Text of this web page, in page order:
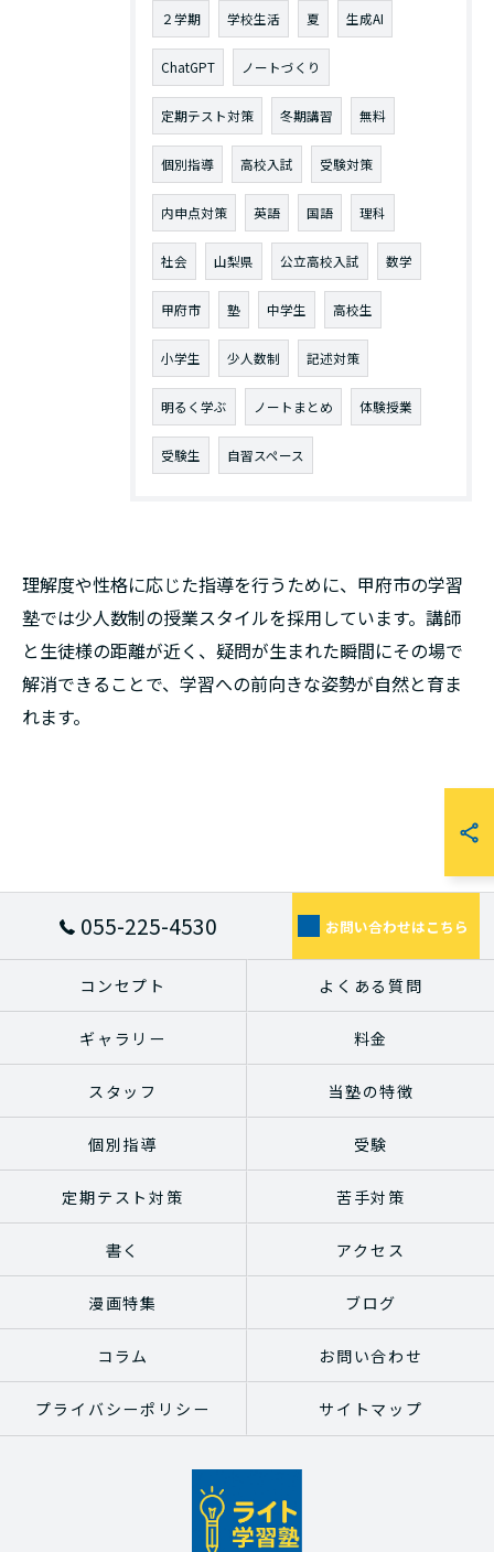
２学期 学校生活 夏 生成AI
ChatGPT ノートづくり
定期テスト対策 冬期講習 無料
個別指導 高校入試 受験対策
内申点対策 英語 国語 理科
社会 山梨県 公立高校入試 数学
甲府市 塾 中学生 高校生
小学生 少人数制 記述対策
明るく学ぶ ノートまとめ 体験授業
受験生 自習スペース
理解度や性格に応じた指導を行うために、甲府市の学習
塾では少人数制の授業スタイルを採用しています。講師
と生徒様の距離が近く、疑問が生まれた瞬間にその場で
解消できることで、学習への前向きな姿勢が自然と育ま
れます。
055-225-4530 お問い合わせはこちら
コンセプト よくある質問
ギャラリー 料金
スタッフ 当塾の特徴
個別指導 受験
定期テスト対策 苦手対策
書く アクセス
漫画特集 ブログ
コラム お問い合わせ
プライバシーポリシー サイトマップ